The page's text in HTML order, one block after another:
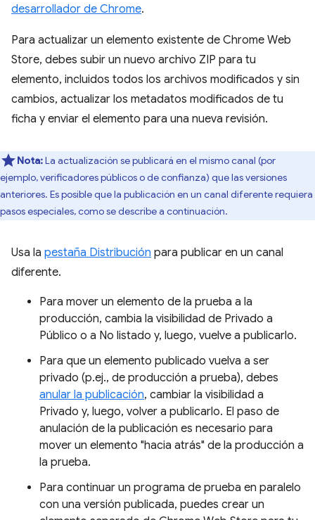
desarrollador de Chrome.
Para actualizar un elemento existente de Chrome Web
Store, debes subir un nuevo archivo ZIP para tu
elemento, incluidos todos los archivos modificados y sin
cambios, actualizar los metadatos modificados de tu
ficha y enviar el elemento para una nueva revisión.
Nota:La actualización se publicará en el mismo canal (por
ejemplo, verificadores públicos o de confianza) que las versiones
anteriores. Es posible que la publicación en un canal diferente requiera
pasos especiales, como se describe a continuación.
Usa la pestaña Distribución para publicar en un canal
diferente.
Para mover un elemento de la prueba a la
producción, cambia la visibilidad de Privado a
Público o a No listado y, luego, vuelve a publicarlo.
Para que un elemento publicado vuelva a ser
privado (p.ej., de producción a prueba), debes
anular la publicación, cambiar la visibilidad a
Privado y, luego, volver a publicarlo. El paso de
anulación de la publicación es necesario para
mover un elemento "hacia atrás" de la producción a
la prueba.
Para continuar un programa de prueba en paralelo
con una versión publicada, puedes crear un